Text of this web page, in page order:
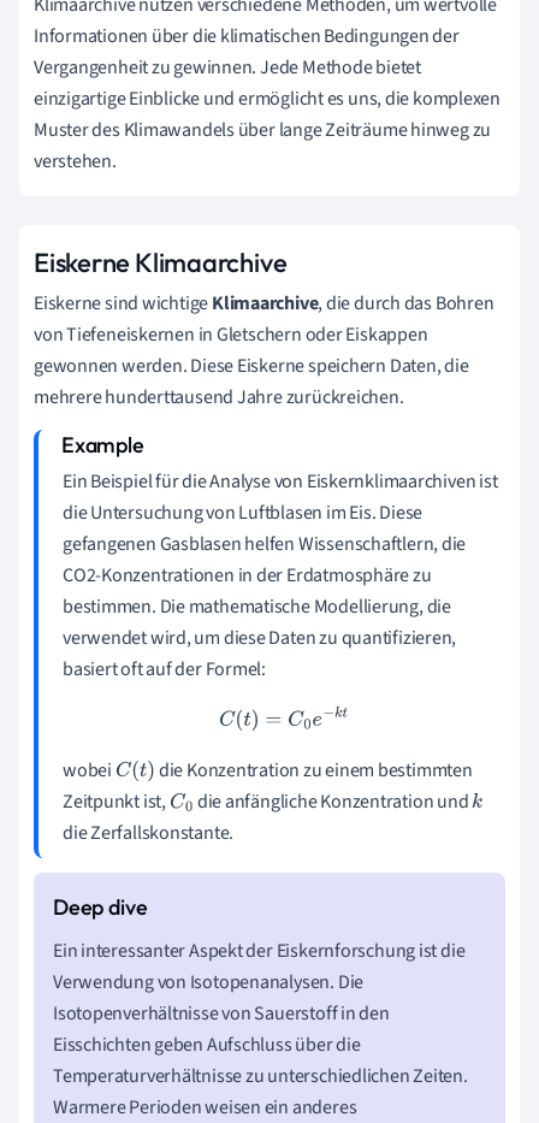
Informationen über die klimatischen Bedingungen der
Vergangenheit zu gewinnen. Jede Methode bietet
einzigartige Einblicke und ermöglicht es uns, die komplexen
Muster des Klimawandels über lange Zeiträume hinweg zu
verstehen.
Eiskerne Klimaarchive
Eiskerne sind wichtigeKlimaarchive, die durch das Bohren
von Tiefeneiskernen in Gletschern oder Eiskappen
gewonnen werden. Diese Eiskerne speichern Daten, die
mehrere hunderttausend Jahre zurückreichen.
Ein Beispiel für die Analyse von Eiskernklimaarchiven ist
die Untersuchung von Luftblasen im Eis. Diese
gefangenen Gasblasen helfen Wissenschaftlern, die
CO2-Konzentrationen in der Erdatmosphäre zu
bestimmen. Die mathematische Modellierung, die
verwendet wird, um diese Daten zu quantifizieren,
basiert oft auf der Formel:
C(t )=C 0e−kt
wobei C(t) die Konzentration zu einem bestimmten
Zeitpunkt ist,C0 die anfängliche Konzentration undk
die Zerfallskonstante.
Ein interessanter Aspekt der Eiskernforschung ist die
Verwendung von Isotopenanalysen. Die
Isotopenverhältnisse von Sauerstoff in den
Eisschichten geben Aufschluss über die
Temperaturverhältnisse zu unterschiedlichen Zeiten.
Warmere Perioden weisen ein anderes